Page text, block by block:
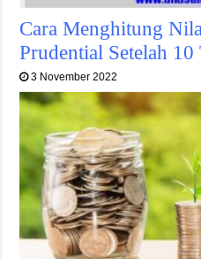
Cara Menghitung
Prudential Setelah 10
3 November 2022